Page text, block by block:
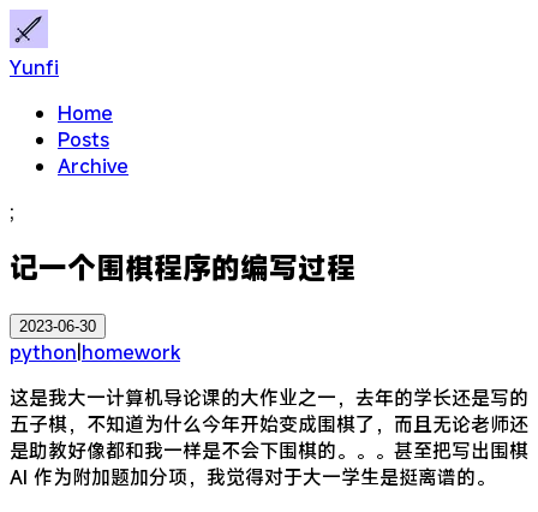
Yunfi
Home
Posts
Archive
;
记一个围棋程序的编写过程
2023-06-30
python|homework
这是我大一计算机导论课的大作业之一，去年的学长还是写的
五子棋，不知道为什么今年开始变成围棋了，而且无论老师还
是助教好像都和我一样是不会下围棋的。。。甚至把写出围棋
AI 作为附加题加分项，我觉得对于大一学生是挺离谱的。